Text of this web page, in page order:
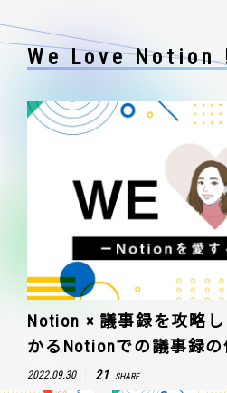
We Love Notion
Notion × 議事録を攻略
かるNotionでの議事録の
2022.09.30 21 SHARE